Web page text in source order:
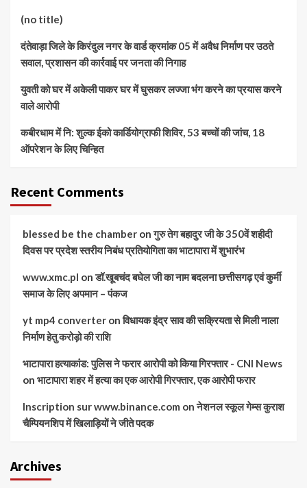
(no title)
दंतेवाड़ा जिले के किरंदुल नगर के वार्ड क्रमांक 05 में अवैध निर्माण पर उठते
सवाल, प्रशासन की कार्रवाई पर जनता की निगाह
युवती को घर में अकेली पाकर घर में घुसकर लज्जा भंग करने का प्रयास करने
वाले आरोपी
कबीरधाम में नि: शुल्क ईको कार्डियोग्राफी शिविर, 53 बच्चों की जांच, 18
ऑपरेशन के लिए चिन्हित
Recent Comments
blessed be the chamber onगुरु तेग बहादुर जी के 350वें शहीदी
दिवस पर प्रदेश स्तरीय निबंध प्रतियोगिता का भाटापारा में शुभारंभ
www.xmc.pl onडॉ.खूबचंद बघेल जी का नाम बदलना छत्तीसगढ़ एवं कुर्मी
समाज के लिए अपमान – पंकज
yt mp4 converter onविधायक इंद्र साव की सक्रियता से मिली नाला
निर्माण हेतु करोड़ो की राशि
भाटापारा हत्याकांड: पुलिस ने फरार आरोपी को किया गिरफ्तार - CNI News
on भाटापारा शहर में हत्या का एक आरोपी गिरफ्तार, एक आरोपी फरार
Inscription sur www.binance.com onनेशनल स्कूल गेम्स कुराश
चैम्पियनशिप में खिलाड़ियों ने जीते पदक
Archives